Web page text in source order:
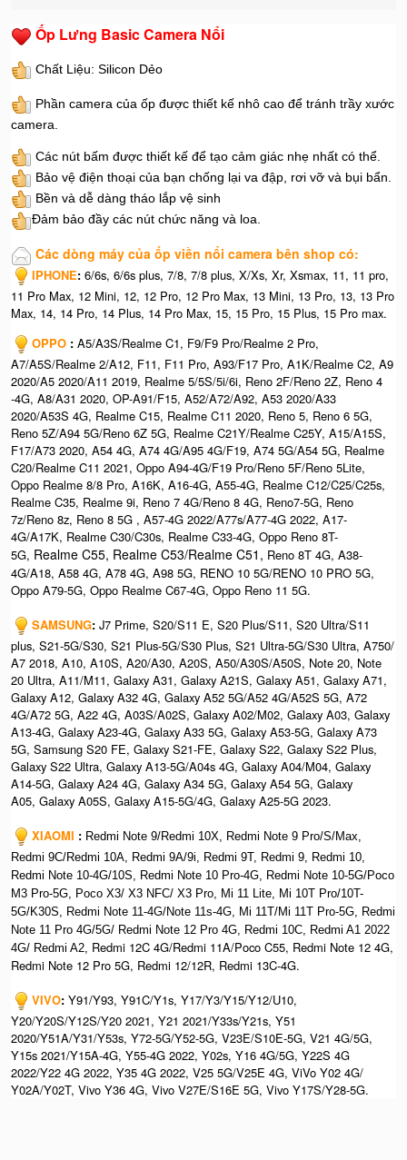
Ốp Lưng Basic Camera Nổi
Chất Liệu: Silicon Dẻo
Phần camera của ốp được thiết kế nhô cao để tránh trầy xước
camera.
Các nút bấm được thiết kế để tạo cảm giác nhẹ nhất có thể.
Bảo vệ điện thoại của bạn chống lại va đập, rơi vỡ và bụi bẩn.
Bền và dễ dàng tháo lắp vệ sinh
Đảm bảo đầy các nút chức năng và loa.
Các dòng máy của ốp viền nổi camera bên shop có:
IPHONE:6/6s, 6/6s plus, 7/8, 7/8 plus, X/Xs, Xr, Xsmax, 11, 11 pro,
11 Pro Max, 12 Mini, 12, 12 Pro, 12 Pro Max, 13 Mini, 13 Pro, 13, 13 Pro
Max, 14, 14 Pro, 14 Plus, 14 Pro Max, 15, 15 Pro, 15 Plus, 15 Pro max.
OPPO:A5/A3S/Realme C1, F9/F9 Pro/Realme 2 Pro,
A7/A5S/Realme 2/A12, F11, F11 Pro, A93/F17 Pro, A1K/Realme C2, A9
2020/A5 2020/A11 2019, Realme 5/5S/5i/6i, Reno 2F/Reno 2Z, Reno 4
-4G, A8/A31 2020, OP-A91/F15, A52/A72/A92, A53 2020/A33
2020/A53S 4G, Realme C15, Realme C11 2020, Reno 5, Reno 6 5G,
Reno 5Z/A94 5G/Reno 6Z 5G, Realme C21Y/Realme C25Y, A15/A15S,
F17/A73 2020, A54 4G, A74 4G/A95 4G/F19, A74 5G/A54 5G, Realme
C20/Realme C11 2021, Oppo A94-4G/F19 Pro/Reno 5F/Reno 5Lite,
Oppo Realme 8/8 Pro, A16K, A16-4G, A55-4G, Realme C12/C25/C25s,
Realme C35, Realme 9i, Reno 7 4G/Reno 8 4G, Reno7-5G, Reno
7z/Reno 8z, Reno 8 5G , A57-4G 2022/A77s/A77-4G 2022, A17-
4G/A17K, Realme C30/C30s, Realme C33-4G, Oppo Reno 8T-
5G, Realme C55, Realme C53/Realme C51, Reno 8T 4G, A38-
4G/A18, A58 4G, A78 4G, A98 5G, RENO 10 5G/RENO 10 PRO 5G,
Oppo A79-5G, Oppo Realme C67-4G, Oppo Reno 11 5G.
SAMSUNG:J7 Prime, S20/S11 E, S20 Plus/S11, S20 Ultra/S11
plus, S21-5G/S30, S21 Plus-5G/S30 Plus, S21 Ultra-5G/S30 Ultra, A750/
A7 2018, A10, A10S, A20/A30, A20S, A50/A30S/A50S, Note 20, Note
20 Ultra, A11/M11, Galaxy A31, Galaxy A21S, Galaxy A51, Galaxy A71,
Galaxy A12, Galaxy A32 4G, Galaxy A52 5G/A52 4G/A52S 5G, A72
4G/A72 5G, A22 4G, A03S/A02S, Galaxy A02/M02, Galaxy A03, Galaxy
A13-4G, Galaxy A23-4G, Galaxy A33 5G, Galaxy A53-5G, Galaxy A73
5G, Samsung S20 FE, Galaxy S21-FE, Galaxy S22, Galaxy S22 Plus,
Galaxy S22 Ultra, Galaxy A13-5G/A04s 4G, Galaxy A04/M04, Galaxy
A14-5G, Galaxy A24 4G, Galaxy A34 5G, Galaxy A54 5G, Galaxy
A05, Galaxy A05S, Galaxy A15-5G/4G, Galaxy A25-5G 2023.
XIAOMI : Redmi Note 9/Redmi 10X, Redmi Note 9 Pro/S/Max,
Redmi 9C/Redmi 10A, Redmi 9A/9i, Redmi 9T, Redmi 9, Redmi 10,
Redmi Note 10-4G/10S, Redmi Note 10 Pro-4G, Redmi Note 10-5G/Poco
M3 Pro-5G, Poco X3/ X3 NFC/ X3 Pro, Mi 11 Lite, Mi 10T Pro/10T-
5G/K30S, Redmi Note 11-4G/Note 11s-4G, Mi 11T/Mi 11T Pro-5G, Redmi
Note 11 Pro 4G/5G/ Redmi Note 12 Pro 4G, Redmi 10C, Redmi A1 2022
4G/ Redmi A2, Redmi 12C 4G/Redmi 11A/Poco C55, Redmi Note 12 4G,
Redmi Note 12 Pro 5G, Redmi 12/12R, Redmi 13C-4G.
VIVO:Y91/Y93, Y91C/Y1s, Y17/Y3/Y15/Y12/U10,
Y20/Y20S/Y12S/Y20 2021, Y21 2021/Y33s/Y21s, Y51
2020/Y51A/Y31/Y53s, Y72-5G/Y52-5G, V23E/S10E-5G, V21 4G/5G,
Y15s 2021/Y15A-4G, Y55-4G 2022, Y02s, Y16 4G/5G, Y22S 4G
2022/Y22 4G 2022, Y35 4G 2022, V25 5G/V25E 4G, ViVo Y02 4G/
Y02A/Y02T, Vivo Y36 4G, Vivo V27E/S16E 5G, Vivo Y17S/Y28-5G.